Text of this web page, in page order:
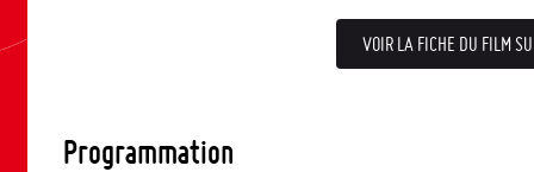
VOIR LA FICHE DU FILM
Programmation